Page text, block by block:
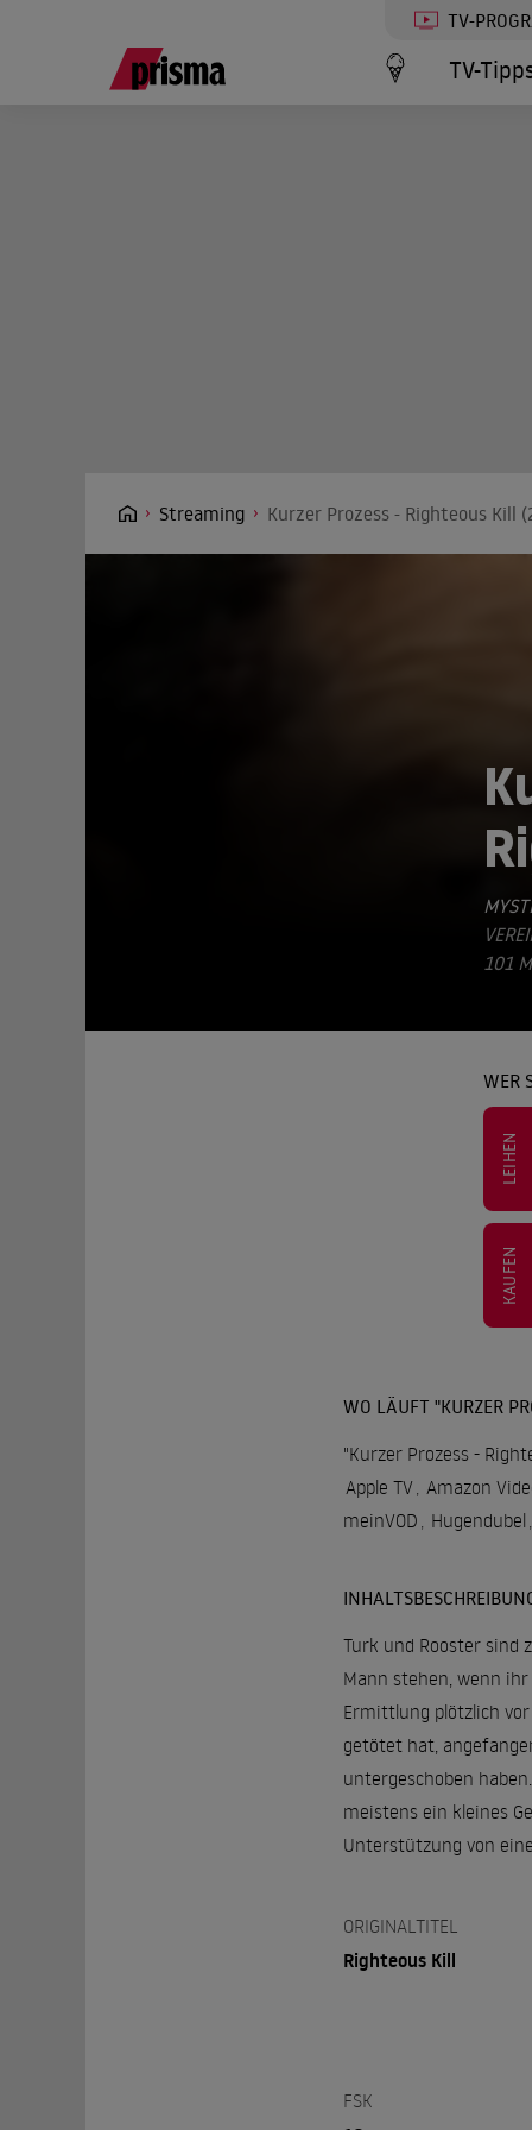
TV-
TV-
Streaming Kurzer Prozess - Righteous Kill
01
WER
LEIHEN
KAUFEN
WO LÄUFT "KURZER
"Kurzer Prozess -
Apple TV, Amazon
meinVOD , Hugendubel ,
Turk und Rooster sind
Mann stehen, wenn
Ermittlung plötzlich
getötet hat,
untergeschoben
meistens ein kleines
Unterstützung von
ORIGINALTITEL
Righteous Kill
FSK